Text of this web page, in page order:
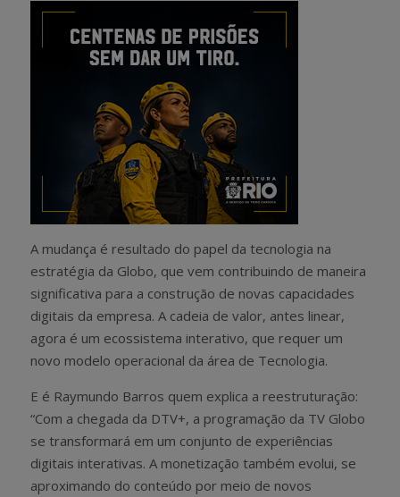
A mudança é resultado do papel da tecnologia na
estratégia da Globo, que vem contribuindo de maneira
significativa para a construção de novas capacidades
digitais da empresa. A cadeia de valor, antes linear,
agora é um ecossistema interativo, que requer um
novo modelo operacional da área de Tecnologia.
E é Raymundo Barros quem explica a reestruturação:
“Com a chegada da DTV+, a programação da TV Globo
se transformará em um conjunto de experiências
digitais interativas. A monetização também evolui, se
aproximando do conteúdo por meio de novos